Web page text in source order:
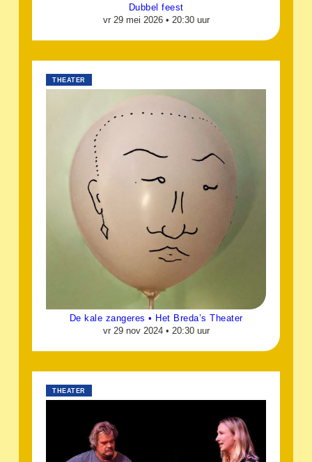
Dubbel feest
vr 29 mei 2026 • 20:30 uur
THEATER
De kale zangeres • Het Breda’s Theater
vr 29 nov 2024 • 20:30 uur
THEATER